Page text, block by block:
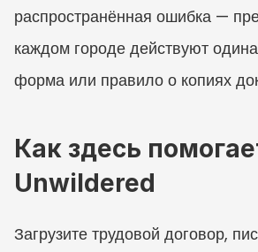
распространённая ошибка —
каждом городе действуют
форма или правило о копиях
Как здесь
Unwildered
Загрузите трудовой договор,